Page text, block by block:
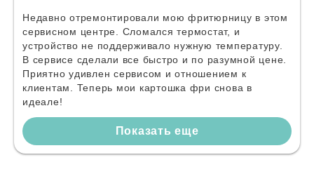
Недавно отремонтировали мою фритюрницу в этом
сервисном центре. Сломался термостат, и
устройство не поддерживало нужную температуру.
В сервисе сделали все быстро и по разумной цене.
Приятно удивлен сервисом и отношением к
клиентам. Теперь мои картошка фри снова в
идеале!
Показать еще